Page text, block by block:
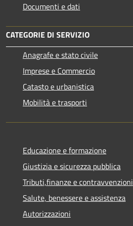
Documenti e dati
CATEGORIE DI SERVIZIO
Anagrafe e stato civile
Imprese e Commercio
Catasto e urbanistica
Mobilità e trasporti
Educazione e formazione
Giustizia e sicurezza pubblica
Tributi,finanze e contravvenzioni
Salute, benessere e assistenza
Autorizzazioni